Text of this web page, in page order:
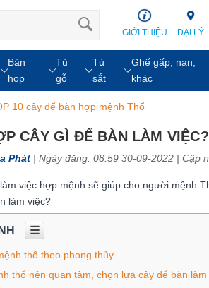
GIỚI THIỆU ĐẠI LÝ
Bàn
họp
Tủ
gỗ
Tủ
sắt
Ghế gấp, nan,
khác
10 cây để bàn hợp mệnh Thổ
CÂY GÌ ĐỂ BÀN LÀM
Phát| Ngày đăng: 08:59 30-09-2022 | Cập
việc hợp mệnh sẽ giúp cho người mệnh
làm việc?
☰
thổ theo phong thủy
thổ nên quan tâm, chọn lựa cây để bàn làm